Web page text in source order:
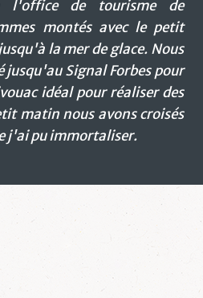
l'office de tourisme de
montés avec le petit
la mer de glace. Nous
jusqu'au Signal Forbes pour
idéal pour réaliser des
matin nous avons croisés
j'ai pu immortaliser.